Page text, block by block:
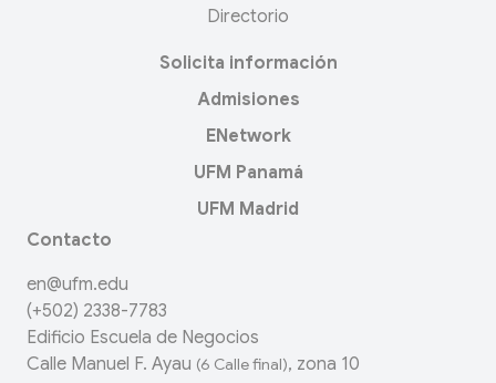
Directorio
Solicita información
Admisiones
ENetwork
UFM Panamá
UFM Madrid
Contacto
en@ufm.edu
(+502) 2338-7783
Edificio Escuela de Negocios
Calle Manuel F. Ayau (6 Calle final), zona 10